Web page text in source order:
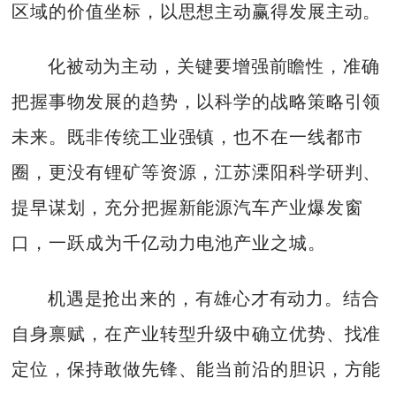
区域的价值坐标，以思想主动赢得发展主动。
化被动为主动，关键要增强前瞻性，准确
把握事物发展的趋势，以科学的战略策略引领
未来。既非传统工业强镇，也不在一线都市
圈，更没有锂矿等资源，江苏溧阳科学研判、
提早谋划，充分把握新能源汽车产业爆发窗
口，一跃成为千亿动力电池产业之城。
机遇是抢出来的，有雄心才有动力。结合
自身禀赋，在产业转型升级中确立优势、找准
定位，保持敢做先锋、能当前沿的胆识，方能